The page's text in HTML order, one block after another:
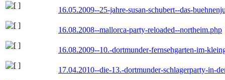
16.05.2009--25-jahre-susan-schubert--das-
16.08.2008--mallorca-party-reloaded--northeim.php
16.08.2009--10.-dortmunder-fernsehgarten-im-
17.04.2010--die-13.-dortmunder-schlagerparty-in-